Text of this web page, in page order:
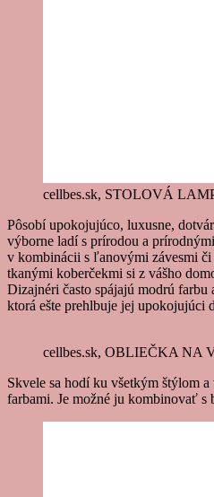
cellbes.sk, STOLOVÁ
Pôsobí upokojujúco, luxusne,
výborne ladí s prírodou a
v kombinácii s ľanovými závesmi
tkanými koberčekmi si z vášho
Dizajnéri často spájajú modrú farbu
ktorá ešte prehlbuje jej upokojujúci
cellbes.sk, OBLIEČKA NA
Skvele sa hodí ku všetkým štýlom
farbami. Je možné ju kombinovať s